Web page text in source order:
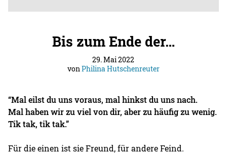
Bis zum Ende der…
29. Mai 2022
vonPhilina Hutschenreuter
“Mal eilst du uns voraus, mal hinkst du uns nach.
Mal haben wir zu viel von dir, aber zu häufig zu wenig.
Tik tak, tik tak.”
Für die einen ist sie Freund, für andere Feind.